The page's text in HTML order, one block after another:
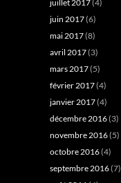
juillet 2017(4)
juin 2017(6)
mai 2017(8)
avril 2017(3)
mars 2017(5)
février 2017(4)
janvier 2017(4)
décembre 2016(3)
novembre 2016(5)
octobre 2016(4)
septembre 2016(7)